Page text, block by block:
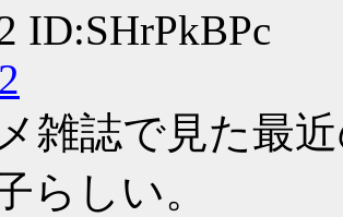
ID:SHrPkBPc
雑誌で見た最
らしい。